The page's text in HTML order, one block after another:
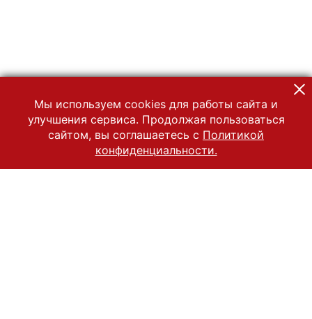
Мы используем cookies для работы сайта и
улучшения сервиса. Продолжая пользоваться
сайтом, вы соглашаетесь с Политикой
конфиденциальности.